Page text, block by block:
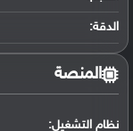
الدقة:
المنصة
نظام التشغيل: